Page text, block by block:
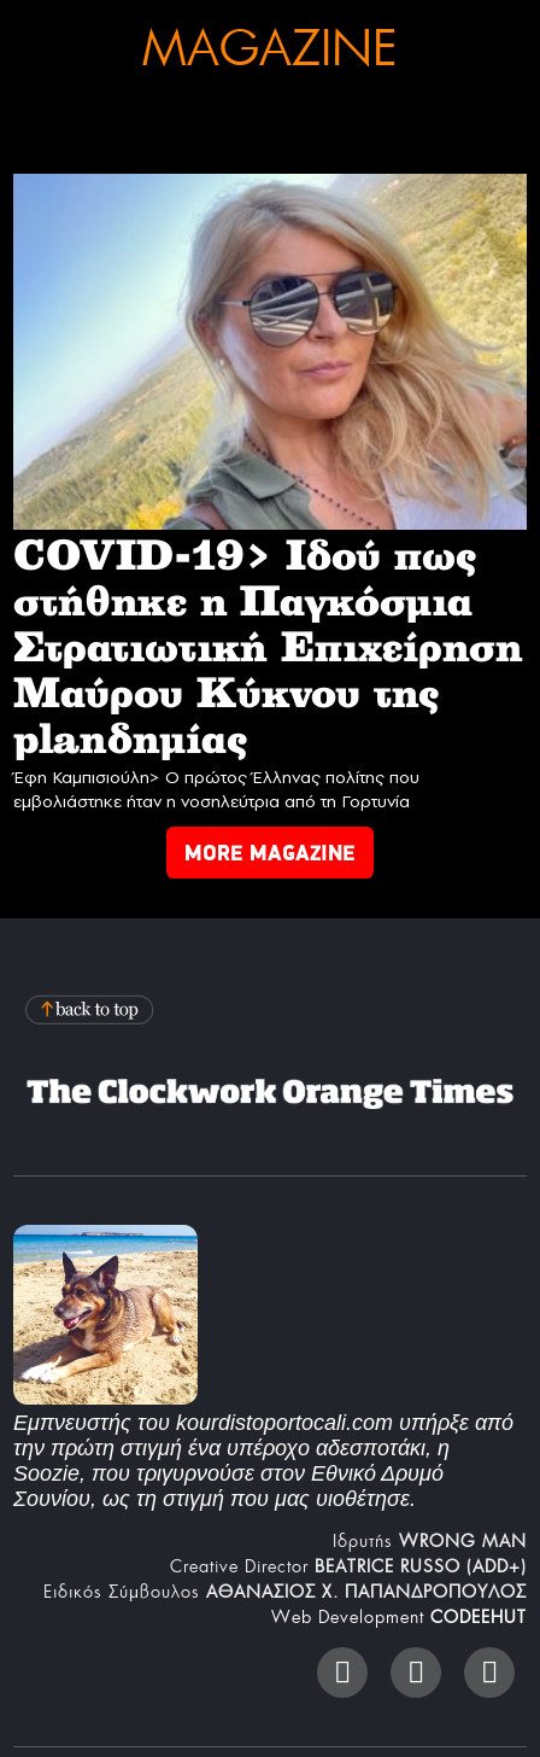
MAGAZINE
COVID-19> Iδού πως
στήθηκε η Παγκόσμια
Στρατιωτική Επιχείρηση
Mαύρου Κύκνου της
planδημίας
Έφη Καμπισιούλη> Ο πρώτος Έλληνας πολίτης που
εμβολιάστηκε ήταν η νοσηλεύτρια από τη Γορτυνία
MORE MAGAZINE
Εμπνευστής του kourdistoportocali.com υπήρξε από
την πρώτη στιγμή ένα υπέροχο αδεσποτάκι, η
Soozie, που τριγυρνούσε στον Εθνικό Δρυμό
Σουνίου, ως τη στιγμή που μας υιοθέτησε.
Iδρυτής WRONG MAN
Creative Director BEATRICE RUSSO (ADD+)
Ειδικός Σύμβουλος ΑΘΑΝΑΣΙΟΣ Χ. ΠΑΠΑΝΔΡΟΠΟΥΛΟΣ
Web Development CODEEHUT